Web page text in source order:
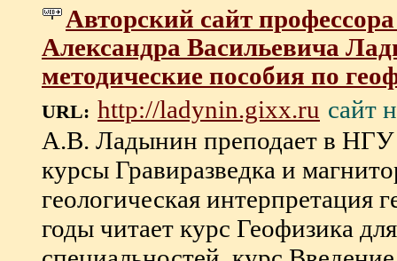
Авторский сайт
Александра Васильевича
методические пособия по
URL: http://ladynin.gixx.ru сайт
А.В. Ладынин преподает в НГУ
курсы Гравиразведка и
геологическая интерпретация
годы читает курс Геофизика